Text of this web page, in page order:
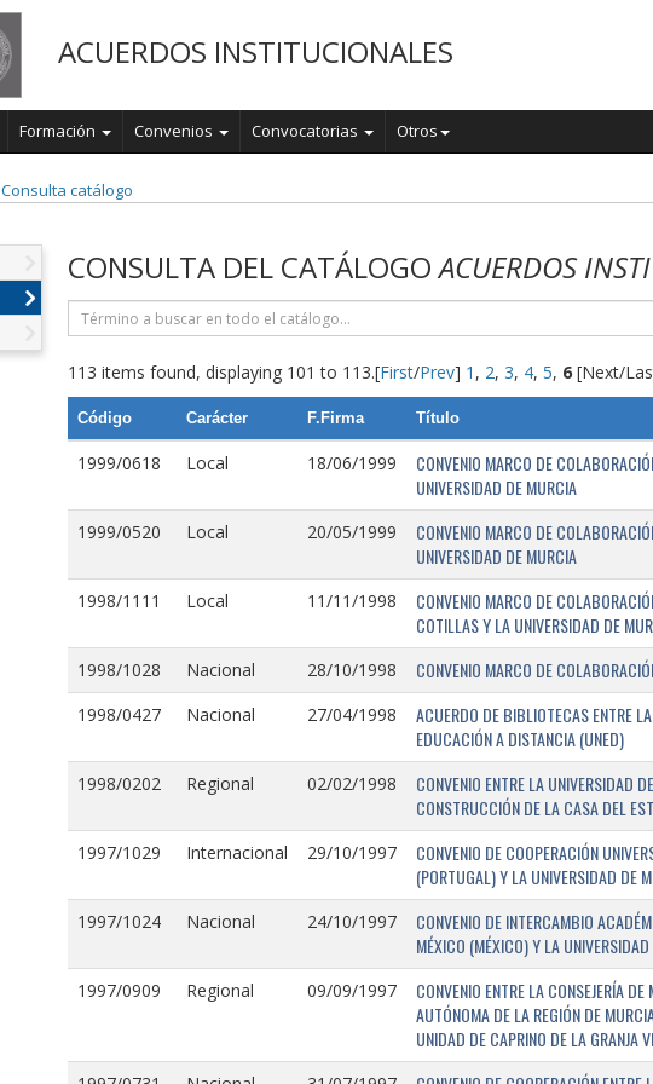
ACUERDOS INSTITUCIONALES
Formación Convenios Convocatorias Otros
Consulta catálogo
CONSULTA DEL CATÁLOGOACUERDOS
113 items found, displaying 101 to 113.[First/Prev] 1 , 2, 3, 4, 5, 6[Next/
Código Carácter F.Firma Título
1999/0618 Local 18/06/1999
CONVENIO MARCO DE
UNIVERSIDAD DE MURCIA
1999/0520 Local 20/05/1999
CONVENIO MARCO DE
UNIVERSIDAD DE MURCIA
1998/1111 Local 11/11/1998
CONVENIO MARCO DE
COTILLAS Y LA UNIVERSIDAD DE
1998/1028 Nacional 28/10/1998 CONVENIO MARCO DE
1998/0427 Nacional 27/04/1998
ACUERDO DE BIBLIOTECAS ENTRE
EDUCACIÓN A DISTANCIA (UNED)
1998/0202 Regional 02/02/1998
CONVENIO ENTRE LA UNIVERSIDAD
CONSTRUCCIÓN DE LA CASA DEL
1997/1029 Internacional 29/10/1997
CONVENIO DE COOPERACIÓN
(PORTUGAL) Y LA UNIVERSIDAD DE
1997/1024 Nacional 24/10/1997
CONVENIO DE INTERCAMBIO
MÉXICO (MÉXICO) Y LA
1997/0909 Regional 09/09/1997
CONVENIO ENTRE LA CONSEJERÍA
AUTÓNOMA DE LA REGIÓN DE
UNIDAD DE CAPRINO DE LA GRANJA